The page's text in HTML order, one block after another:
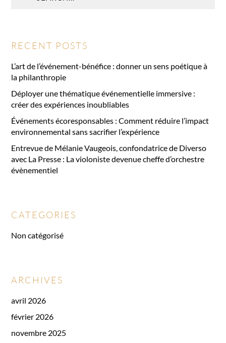
RECENT POSTS
L’art de l’événement-bénéfice : donner un sens poétique à
la philanthropie
Déployer une thématique événementielle immersive :
créer des expériences inoubliables
Événements écoresponsables : Comment réduire l’impact
environnemental sans sacrifier l’expérience
Entrevue de Mélanie Vaugeois, confondatrice de Diverso
avec La Presse : La violoniste devenue cheffe d’orchestre
évènementiel
CATEGORIES
Non catégorisé
ARCHIVES
avril 2026
février 2026
novembre 2025